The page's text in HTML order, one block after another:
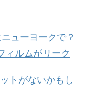
ューヨークで？
ィルムがリーク
トがないかもし